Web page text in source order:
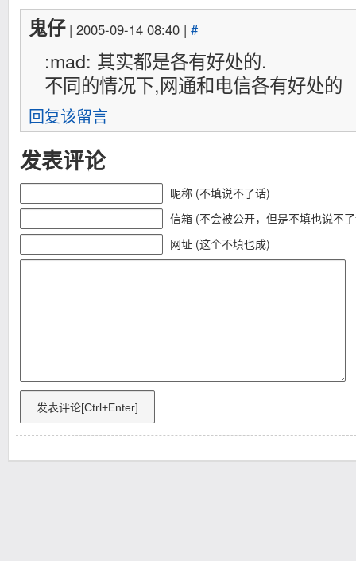
鬼仔| 2005-09-14 08:40 | #
:mad: 其实都是各有好处的.
不同的情况下,网通和电信各有好处的
回复该留言
发表评论
昵称 (不填说不了话)
信箱 (不会被公开，但是不填也说不
网址 (这个不填也成)